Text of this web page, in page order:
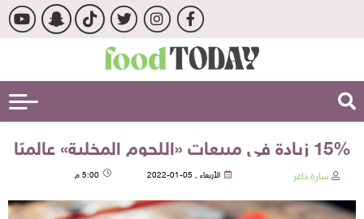
15% زيادة في مبيعات «اللحوم المخلية» عالميًا
سارة داغر الأربعاء , 05-01-2022 5:00 م